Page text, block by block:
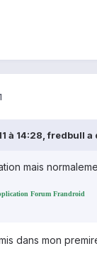
à 14:28, fredbull a
mais
Forum Frandroid
dans mon